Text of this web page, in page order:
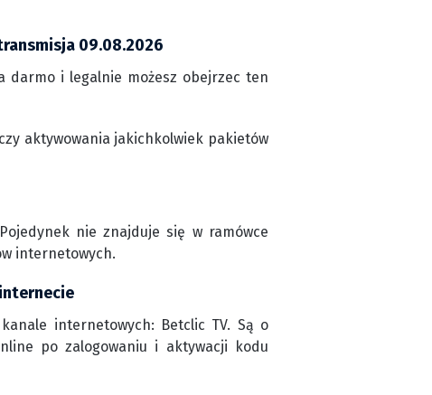
09.08.2026
darmo i legalnie możesz obejrzec ten
aktywowania jakichkolwiek pakietów
nie znajduje się w ramówce
internetowych.
internetowych: Betclic TV. Są o
po zalogowaniu i aktywacji kodu